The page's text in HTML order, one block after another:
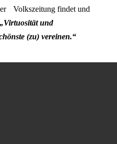
Volkszeitung findet und
„Virtuosität und
(zu) vereinen.“